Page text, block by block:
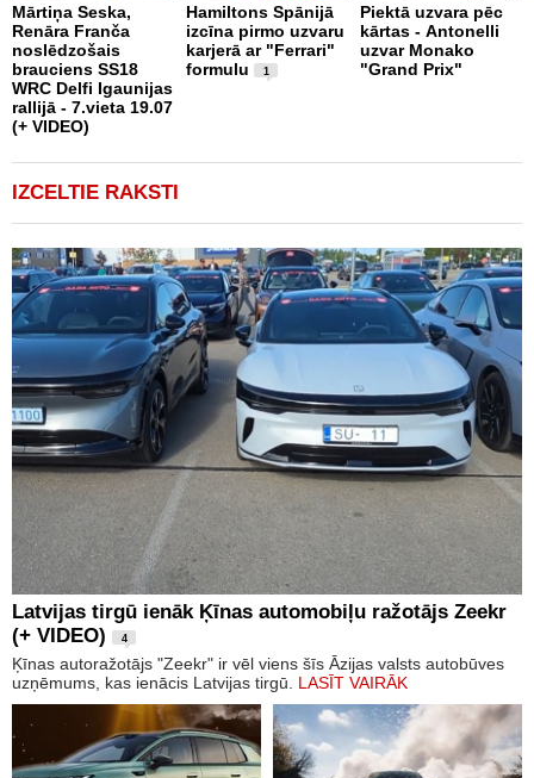
Mārtiņa Seska,
Renāra Franča
noslēdzošais
brauciens SS18
WRC Delfi Igaunijas
rallijā - 7.vieta 19.07
(+ VIDEO)
Hamiltons Spānijā
izcīna pirmo uzvaru
karjerā ar "Ferrari"
formulu
1
Piektā uzvara pēc
kārtas - Antonelli
uzvar Monako
"Grand Prix"
IZCELTIE RAKSTI
Latvijas tirgū ienāk Ķīnas automobiļu ražotājs Zeekr
(+ VIDEO)
4
Ķīnas autoražotājs "Zeekr" ir vēl viens šīs Āzijas valsts autobūves
uzņēmums, kas ienācis Latvijas tirgū. LASĪT VAIRĀK